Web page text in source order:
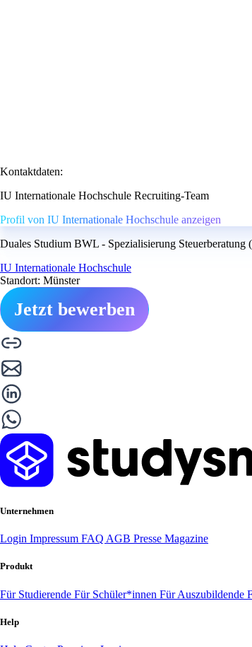
Kontaktdaten:
IU Internationale Hochschule Recruiting-Team
Profil von IU Internationale Hochschule anzeigen
Duales Studium BWL - Spezialisierung
IU Internationale Hochschule
Standort: Münster
Jetzt bewerben
Unternehmen
Login Impressum FAQ AGB Presse Magazine
Produkt
Für Studierende Für Schüler*innen Für Auszubildende
Help